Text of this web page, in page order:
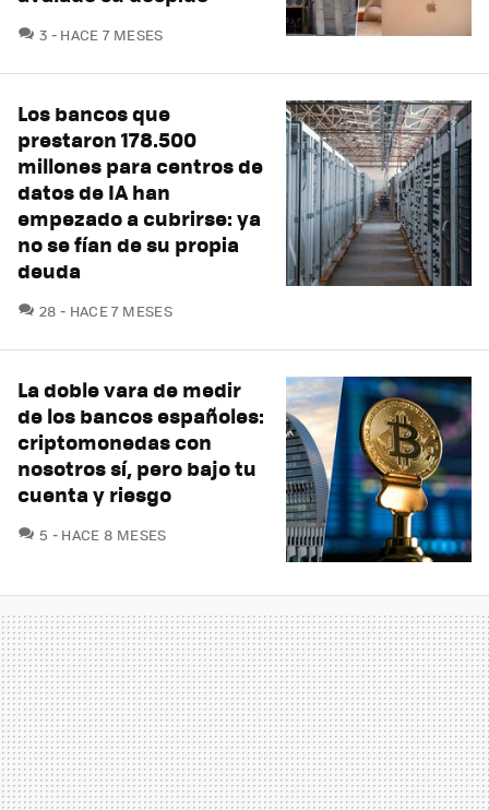
3 COMENTARIOS
HACE 7 MESES
Los bancos que
prestaron 178.500
millones para centros de
datos de IA han
empezado a cubrirse: ya
no se fían de su propia
deuda
28 COMENTARIOS
HACE 7 MESES
La doble vara de medir
de los bancos españoles:
criptomonedas con
nosotros sí, pero bajo tu
cuenta y riesgo
5 COMENTARIOS
HACE 8 MESES